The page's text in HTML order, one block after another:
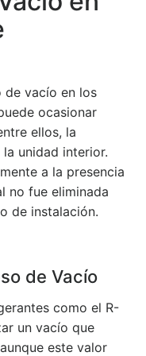
de vacío en los
ocasionar
ellos, la
unidad interior.
a la presencia
no fue eliminada
de instalación.
de Vacío
como el R-
un vacío que
este valor
Boletines
portal de